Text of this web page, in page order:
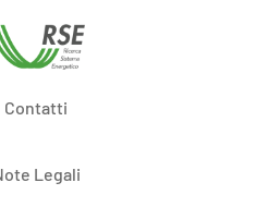
Contatti
Legali